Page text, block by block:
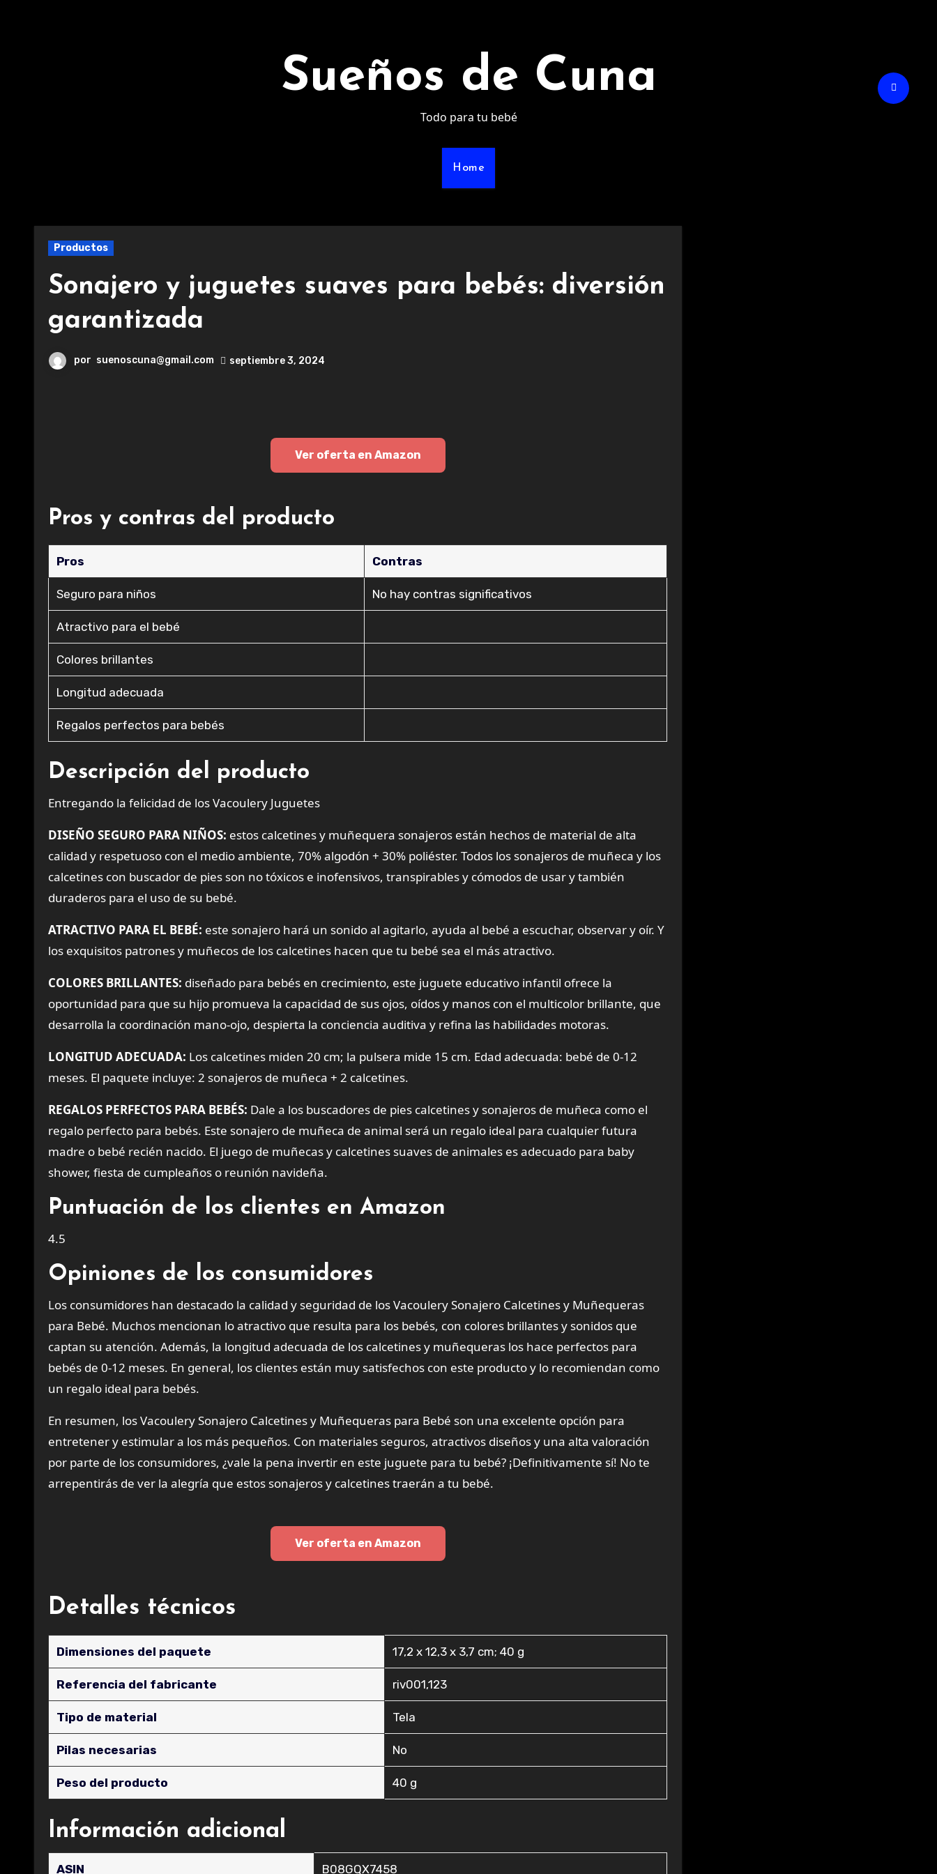
Sueños de Cuna
Todo para tu bebé
Home
Productos
Sonajero y juguetes suaves para bebés: diversión
garantizada
por suenoscuna@gmail.com septiembre 3, 2024
Ver oferta en Amazon
Pros y contras del producto
Pros Contras
Seguro para niños No hay contras significativos
Atractivo para el bebé
Colores brillantes
Longitud adecuada
Regalos perfectos para bebés
Descripción del producto
Entregando la felicidad de los Vacoulery Juguetes
DISEÑO SEGURO PARA NIÑOS: estos calcetines y muñequera sonajeros están hechos de material de alta
calidad y respetuoso con el medio ambiente, 70% algodón + 30% poliéster. Todos los sonajeros de muñeca y los
calcetines con buscador de pies son no tóxicos e inofensivos, transpirables y cómodos de usar y también
duraderos para el uso de su bebé.
ATRACTIVO PARA EL BEBÉ: este sonajero hará un sonido al agitarlo, ayuda al bebé a escuchar, observar y oír. Y
los exquisitos patrones y muñecos de los calcetines hacen que tu bebé sea el más atractivo.
COLORES BRILLANTES: diseñado para bebés en crecimiento, este juguete educativo infantil ofrece la
oportunidad para que su hijo promueva la capacidad de sus ojos, oídos y manos con el multicolor brillante, que
desarrolla la coordinación mano-ojo, despierta la conciencia auditiva y refina las habilidades motoras.
LONGITUD ADECUADA: Los calcetines miden 20 cm; la pulsera mide 15 cm. Edad adecuada: bebé de 0-12
meses. El paquete incluye: 2 sonajeros de muñeca + 2 calcetines.
REGALOS PERFECTOS PARA BEBÉS: Dale a los buscadores de pies calcetines y sonajeros de muñeca como el
regalo perfecto para bebés. Este sonajero de muñeca de animal será un regalo ideal para cualquier futura
madre o bebé recién nacido. El juego de muñecas y calcetines suaves de animales es adecuado para baby
shower, fiesta de cumpleaños o reunión navideña.
Puntuación de los clientes en Amazon
4.5
Opiniones de los consumidores
Los consumidores han destacado la calidad y seguridad de los Vacoulery Sonajero Calcetines y Muñequeras
para Bebé. Muchos mencionan lo atractivo que resulta para los bebés, con colores brillantes y sonidos que
captan su atención. Además, la longitud adecuada de los calcetines y muñequeras los hace perfectos para
bebés de 0-12 meses. En general, los clientes están muy satisfechos con este producto y lo recomiendan como
un regalo ideal para bebés.
En resumen, los Vacoulery Sonajero Calcetines y Muñequeras para Bebé son una excelente opción para
entretener y estimular a los más pequeños. Con materiales seguros, atractivos diseños y una alta valoración
por parte de los consumidores, ¿vale la pena invertir en este juguete para tu bebé? ¡Definitivamente sí! No te
arrepentirás de ver la alegría que estos sonajeros y calcetines traerán a tu bebé.
Ver oferta en Amazon
Detalles técnicos
Dimensiones del paquete ‎17,2 x 12,3 x 3,7 cm; 40 g
Referencia del fabricante ‎riv001,123
Tipo de material ‎Tela
Pilas necesarias ‎No
Peso del producto ‎40 g
Información adicional
ASIN B08GQX7458